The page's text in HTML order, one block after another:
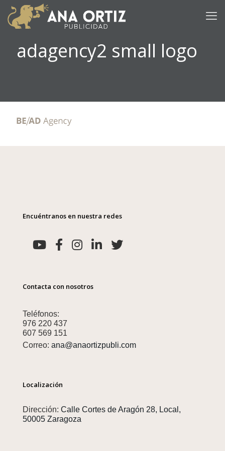
adagency2 small logo
Encuéntranos en nuestra redes
Contacta con nosotros
Teléfonos:
976 220 437
607 569 151
Correo: ana@anaortizpubli.com
Localización
Dirección: Calle Cortes de Aragón 28, Local,
50005 Zaragoza